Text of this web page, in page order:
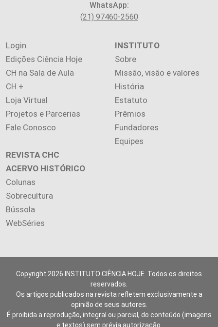
WhatsApp:
(21) 97460-2560
Login
Edições Ciência Hoje
CH na Sala de Aula
CH +
Loja Virtual
Projetos e Parcerias
Fale Conosco
INSTITUTO
Sobre
Missão, visão e valores
História
Estatuto
Prêmios
Fundadores
Equipes
REVISTA CHC
ACERVO HISTÓRICO
Colunas
Sobrecultura
Bússola
WebSéries
Copyright 2026 INSTITUTO CIÊNCIA HOJE. Todos os direitos
reservados.
Os artigos publicados na revista refletem exclusivamente a
opinião de seus autores.
É proibida a reprodução, integral ou parcial, do conteúdo (imagens
e textos) sem prévia autorização.